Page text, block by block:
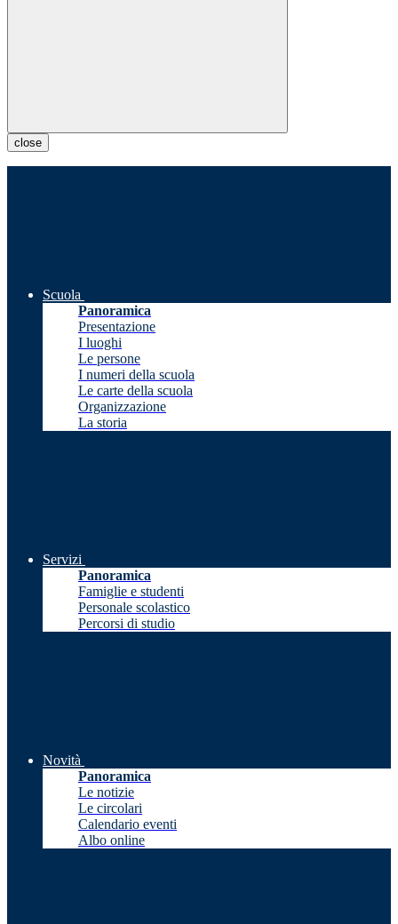
close
Scuola
Panoramica
Presentazione
I luoghi
Le persone
I numeri della scuola
Le carte della scuola
Organizzazione
La storia
Servizi
Panoramica
Famiglie e studenti
Personale scolastico
Percorsi di studio
Novità
Panoramica
Le notizie
Le circolari
Calendario eventi
Albo online